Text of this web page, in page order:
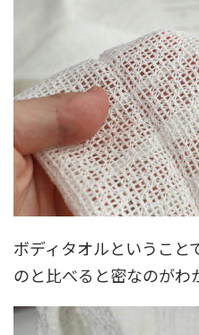
ボディタオルということ
のと比べると密なのがわ